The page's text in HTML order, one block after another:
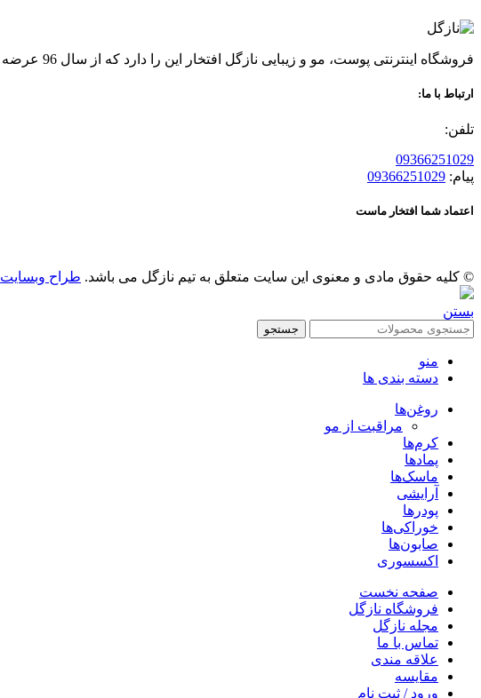
فروشگاه اینترنتی پوست، مو و زیبایی نازگل افتخار این را دارد که از سال 96 عرضه کننده محصولات گیاهی پوست و مو بوده ، قدمی در راه حفظ سلامتی و زیبایی شما مشتریان عزیز برداشته است.
ارتباط با ما:
تلفن:
09366251029
پیام: 09366251029
اعتماد شما افتخار ماست
© کلیه حقوق مادی و معنوی این سایت متعلق به تیم نازگل می باشد. طراح وبسایت
بستن
جستجو
منو
دسته بندی ها
روغن‌ها
مراقبت از مو
کرم‌ها
پمادها
ماسک‌ها
آرایشی
پودرها
خوراکی‌ها
صابون‌ها
اکسسوری
صفحه نخست
فروشگاه نازگل
مجله نازگل
تماس با ما
علاقه مندی
مقایسه
ورود / ثبت نام